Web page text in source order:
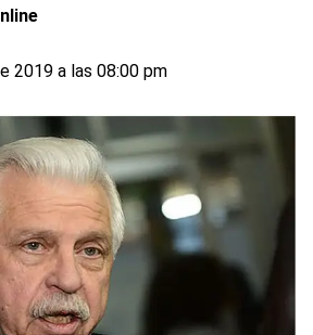
2019 a las 08:00 pm